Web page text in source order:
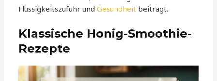
Flüssigkeitszufuhr undGesundheit beiträgt.
Klassische Honig-Smoothie-
Rezepte